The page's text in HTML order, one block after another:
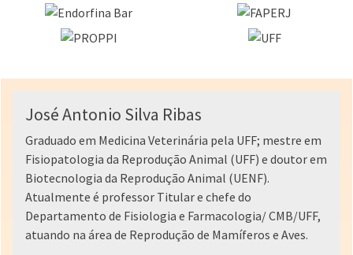
José Antonio Silva Ribas
Graduado em Medicina Veterinária pela UFF; mestre em
Fisiopatologia da Reprodução Animal (UFF) e doutor em
Biotecnologia da Reprodução Animal (UENF).
Atualmente é professor Titular e chefe do
Departamento de Fisiologia e Farmacologia/ CMB/UFF,
atuando na área de Reprodução de Mamíferos e Aves.